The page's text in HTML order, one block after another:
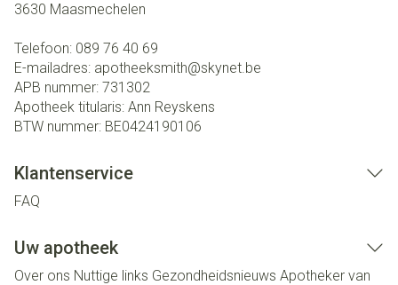
3630 Maasmechelen
Telefoon: 089 76 40 69
E-mailadres: apotheeksmith@skynet.be
APB nummer: 731302
Apotheek titularis: Ann Reyskens
BTW nummer: BE0424190106
Klantenservice
FAQ
Uw apotheek
Over ons Nuttige links Gezondheidsnieuws Apotheker van